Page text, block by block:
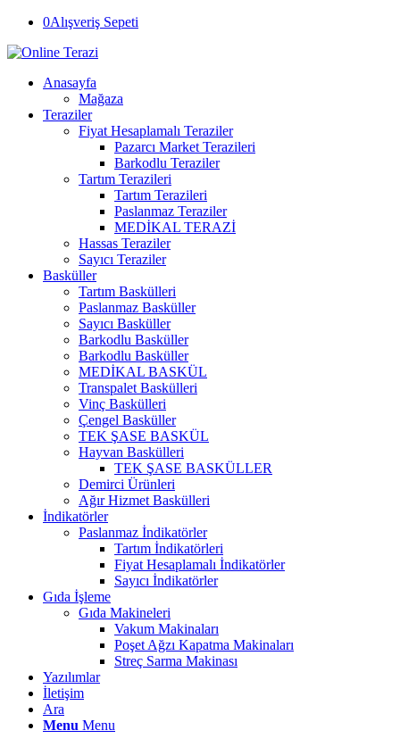
0Alışveriş Sepeti
Anasayfa
Mağaza
Teraziler
Fiyat Hesaplamalı Teraziler
Pazarcı Market Terazileri
Barkodlu Teraziler
Tartım Terazileri
Tartım Terazileri
Paslanmaz Teraziler
MEDİKAL TERAZİ
Hassas Teraziler
Sayıcı Teraziler
Basküller
Tartım Baskülleri
Paslanmaz Basküller
Sayıcı Basküller
Barkodlu Basküller
Barkodlu Basküller
MEDİKAL BASKÜL
Transpalet Baskülleri
Vinç Baskülleri
Çengel Basküller
TEK ŞASE BASKÜL
Hayvan Baskülleri
TEK ŞASE BASKÜLLER
Demirci Ürünleri
Ağır Hizmet Baskülleri
İndikatörler
Paslanmaz İndikatörler
Tartım İndikatörleri
Fiyat Hesaplamalı İndikatörler
Sayıcı İndikatörler
Gıda İşleme
Gıda Makineleri
Vakum Makinaları
Poşet Ağzı Kapatma Makinaları
Streç Sarma Makinası
Yazılımlar
İletişim
Ara
Menu Menu